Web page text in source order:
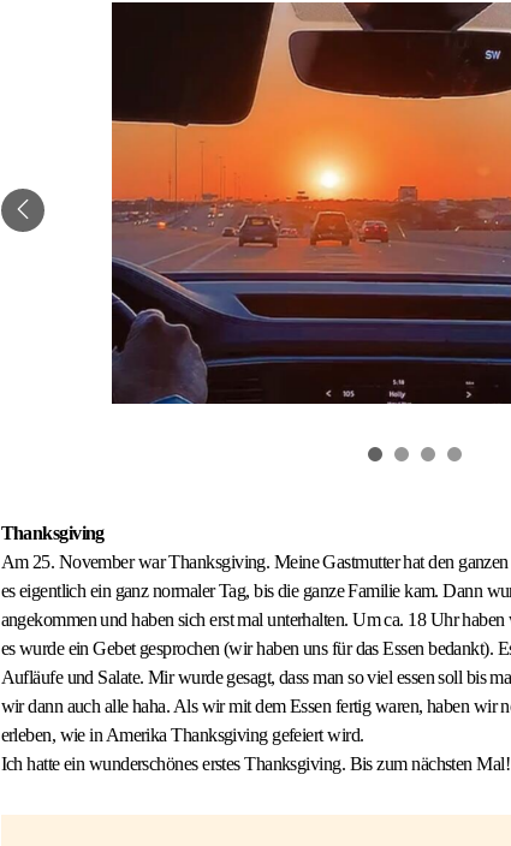
Thanksgiving
Am 25. November war Thanksgiving. Meine Gastmutter hat den
es eigentlich ein ganz normaler Tag, bis die ganze Familie kam. Dann
angekommen und haben sich erst mal unterhalten. Um ca. 18 Uhr
es wurde ein Gebet gesprochen (wir haben uns für das Essen bedankt).
Aufläufe und Salate. Mir wurde gesagt, dass man so viel essen soll bis
wir dann auch alle haha. Als wir mit dem Essen fertig waren, haben wir
erleben, wie in Amerika Thanksgiving gefeiert wird.
Ich hatte ein wunderschönes erstes Thanksgiving. Bis zum nächsten Mal!